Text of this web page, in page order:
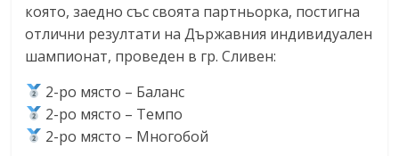
която, заедно със своята партньорка, постигна
отлични резултати на Държавния индивидуален
шампионат, проведен в гр. Сливен:
2-ро място – Баланс
2-ро място – Темпо
2-ро място – Многобой